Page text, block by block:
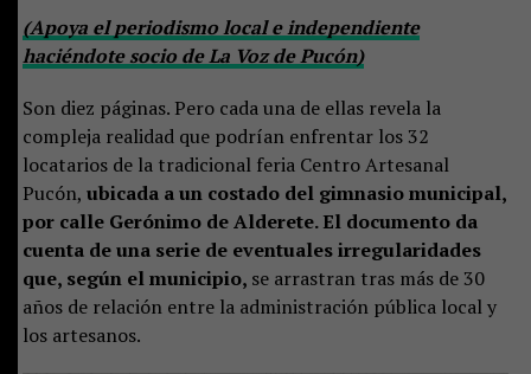
(Apoya el periodismo local e independiente
haciéndote socio de La Voz de Pucón)
Son diez páginas. Pero cada una de ellas revela la
compleja realidad que podrían enfrentar los 32
locatarios de la tradicional feria Centro Artesanal
Pucón, ubicada a un costado del gimnasio municipal,
por calle Gerónimo de Alderete. El documento da
cuenta de una serie de eventuales irregularidades
que, según el municipio, se arrastran tras más de 30
años de relación entre la administración pública local y
los artesanos.